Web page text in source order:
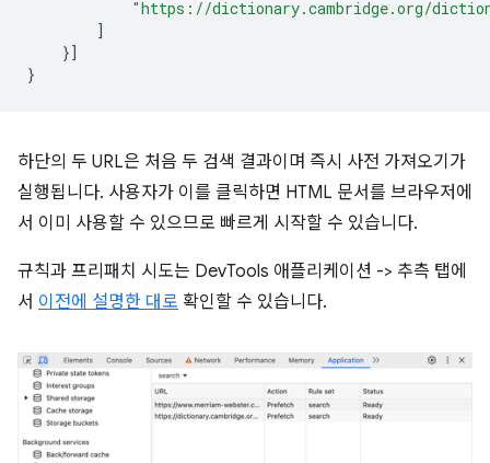
"https://dictionary.cambridge.org/
]
}]
}
하단의 두 URL은 처음 두 검색 결과이며 즉시 사전 가져오기가
실행됩니다. 사용자가 이를 클릭하면 HTML 문서를 브라우저에
서 이미 사용할 수 있으므로 빠르게 시작할 수 있습니다.
규칙과 프리패치 시도는 DevTools 애플리케이션 -> 추측 탭에
서 이전에 설명한 대로 확인할 수 있습니다.